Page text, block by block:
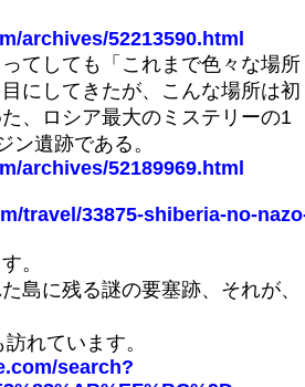
archives/52213590.html
てしても「これまで色々な場所
にしてきたが、こんな場所は初
、ロシア最大のミステリーの1
ン遺跡である。
archives/52189969.html
travel/33875-shiberia-no-
。
島に残る謎の要塞跡、それが、
れています。
search?